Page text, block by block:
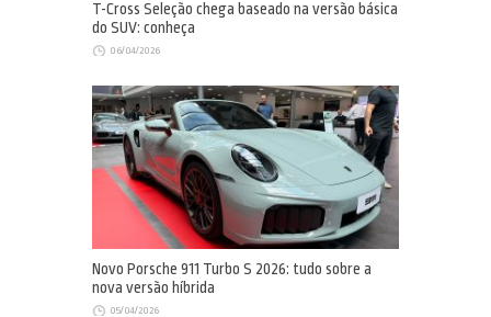
T-Cross Seleção chega baseado na versão básica
do SUV: conheça
06/04/2026
Novo Porsche 911 Turbo S 2026: tudo sobre a
nova versão híbrida
05/04/2026